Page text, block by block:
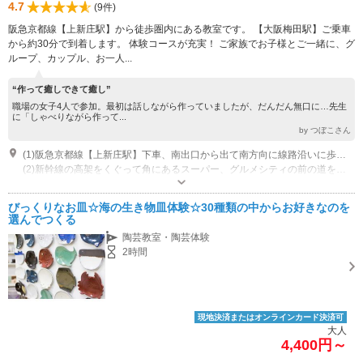
4.7
(9件)
阪急京都線【上新庄駅】から徒歩圏内にある教室です。 【大阪梅田駅】ご乗車
から約30分で到着します。 体験コースが充実！ ご家族でお子様とご一緒に、グ
ループ、カップル、お一人...
“作って癒しできて癒し”
職場の女子4人で参加。最初は話しながら作っていましたが、だんだん無口に…先生
に「しゃべりながら作って...
by つぼこさん
びっくりなお皿☆海の生き物皿体験☆30種類の中からお好きなのを
選んでつくる
陶芸教室・陶芸体験
2時間
現地決済またはオンラインカード決済可
大人
4,400円～